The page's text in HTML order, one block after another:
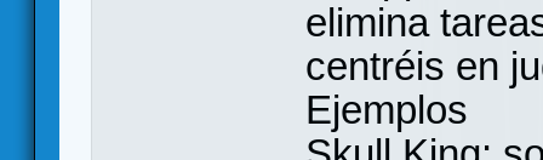
elimina
centréis en
Ejemplos